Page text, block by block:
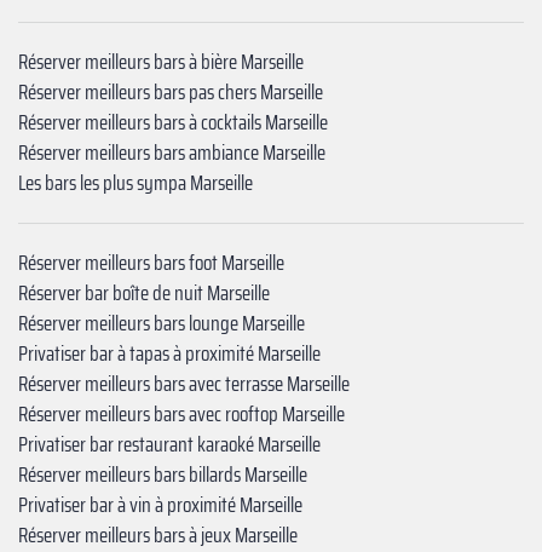
Réserver meilleurs bars à bière Marseille
Réserver meilleurs bars pas chers Marseille
Réserver meilleurs bars à cocktails Marseille
Réserver meilleurs bars ambiance Marseille
Les bars les plus sympa Marseille
Réserver meilleurs bars foot Marseille
Réserver bar boîte de nuit Marseille
Réserver meilleurs bars lounge Marseille
Privatiser bar à tapas à proximité Marseille
Réserver meilleurs bars avec terrasse Marseille
Réserver meilleurs bars avec rooftop Marseille
Privatiser bar restaurant karaoké Marseille
Réserver meilleurs bars billards Marseille
Privatiser bar à vin à proximité Marseille
Réserver meilleurs bars à jeux Marseille